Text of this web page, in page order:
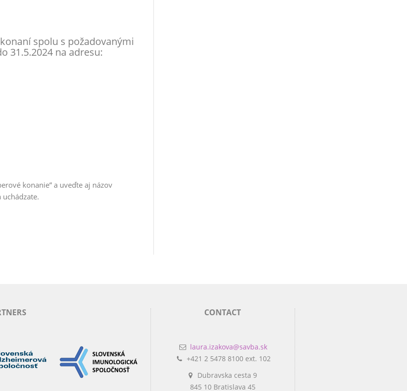
spolu s požadovanými
31.5.2024 na adresu:
konanie“a uveďte aj názov
uchádzate.
CONTACT
laura.izakova@savba.sk
+421 2 5478 8100 ext. 102
Dubravska cesta 9
845 10 Bratislava 45